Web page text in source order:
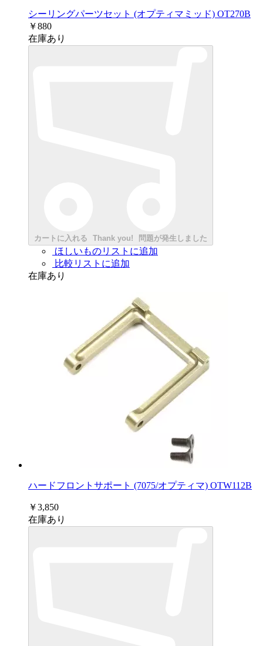
シーリングパーツセット (オプティマミッド) OT270B
￥880
在庫あり
カートに入れる Thank you! 問題が発生しました
ほしいものリストに追加
比較リストに追加
在庫あり
ハードフロントサポート (7075/オプティマ) OTW112B
￥3,850
在庫あり